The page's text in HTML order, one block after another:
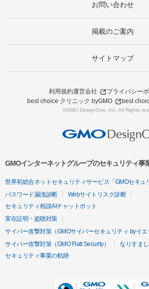
お問い合わせ
掲載のご案内
サイトマップ
利用規約運営会社
プライバシー
best choice クリニック byGMO
best
©GMO DesignOne, Inc. All Rights
GMOインターネットグループのセキュリティ事
世界初総合ネットセキュリティサービス「GMOセキュ
パスワード漏洩診断
Webサイトリスク診断
セキュリティ相談AIチャットボット
実在証明・盗聴対策
サイバー攻撃対策（GMOサイバーセキュリティ byイエ
サイバー攻撃対策（GMO Flatt Security）
なりすま
セキュリティ事業の軌跡